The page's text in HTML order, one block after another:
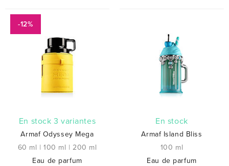
-12%
En stock 3 variantes
Armaf Odyssey Mega
60 ml |100 ml |200 ml
Eau de parfum
En stock
Armaf Island Bliss
100 ml
Eau de parfum